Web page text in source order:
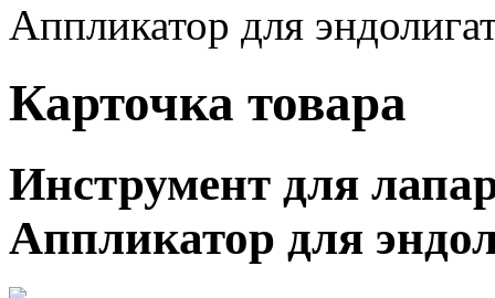
Аппликатор для
Карточка товара
Инструмент для
Аппликатор для